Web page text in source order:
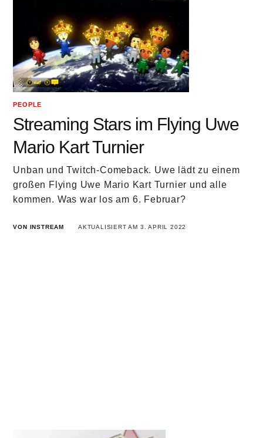
PEOPLE
Streaming Stars im Flying Uwe
Mario Kart Turnier
Unban und Twitch-Comeback. Uwe lädt zu einem
großen Flying Uwe Mario Kart Turnier und alle
kommen. Was war los am 6. Februar?
VON INSTREAM AKTUALISIERT AM 3. APRIL 2022